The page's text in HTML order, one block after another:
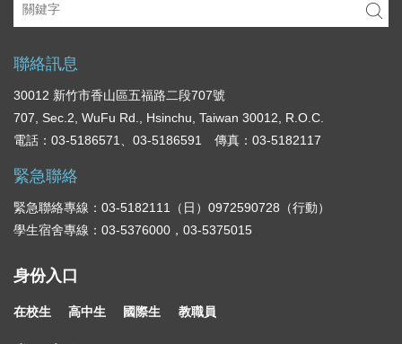
聯絡訊息
30012 新竹市香山區五福路二段707號
707, Sec.2, WuFu Rd., Hsinchu, Taiwan 30012, R.O.C.
電話：03-5186571、03-5186591 傳真：03-5182117
緊急聯絡
緊急聯絡專線：03-5182111（日）0972590728（行動）
學生宿舍專線：03-5376000，03-5375015
身份入口
在校生 高中生 國際生 教職員